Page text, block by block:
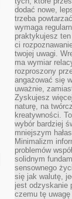
dodać nowe,
trzeba
wymaga
praktykujesz
ci
twojej uwagi.
ma wymiar
rozproszony
angażować się
uważnie,
Zyskujesz
naturę, na
kreatywności.
wybór bardziej
mniejszym
Minimalizm
problemów
solidnym
sensownego
się jak walutę,
jest odzyskanie
czemu tę